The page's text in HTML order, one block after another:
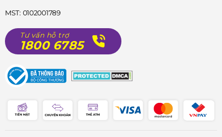
MST: 0102001789
Tư vấn hỗ trợ
1800 6785